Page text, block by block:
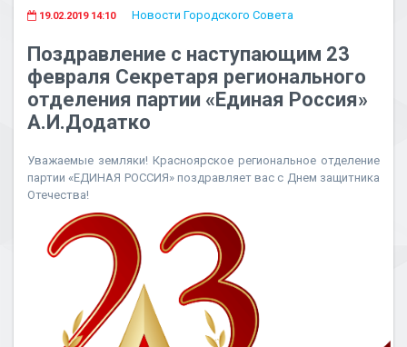
19.02.2019 14:10 Новости Городского Совета
Поздравление с наступающим 23
февраля Секретаря регионального
отделения партии «Единая Россия»
А.И.Додатко
Уважаемые земляки! Красноярское региональное отделение
партии «ЕДИНАЯ РОССИЯ» поздравляет вас с Днем защитника
Отечества!